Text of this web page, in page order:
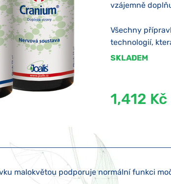
vzájemně
Všechny
technologií,
SKLADEM
1,412 Kč
malokvětou podporuje normální funkci